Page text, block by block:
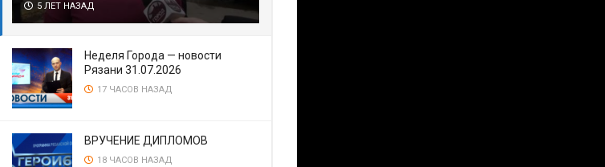
5 ЛЕТ НАЗАД
Неделя Города — новости
Рязани 31.07.2026
17 ЧАСОВ НАЗАД
ВРУЧЕНИЕ ДИПЛОМОВ
18 ЧАСОВ НАЗАД